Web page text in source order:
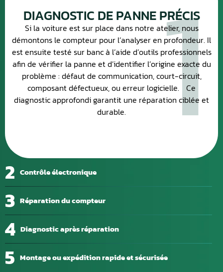
2 Contrôle électronique
3 Réparation du compteur
4 Diagnostic après réparation
5 Montage ou expédition rapide et sécurisée
1
DIAGNOSTIC DE PANNE PRÉCIS
Si la voiture est sur place dans notre atelier, nous
démontons le compteur pour l’analyser en profondeur. Il
est ensuite testé sur banc à l’aide d’outils professionnels
afin de vérifier la panne et d’identifier l’origine exacte du
problème : défaut de communication, court-circuit,
composant défectueux, ou erreur logicielle. Ce
diagnostic approfondi garantit une réparation ciblée et
durable.